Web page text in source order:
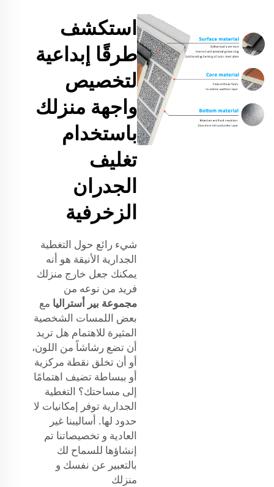
استكشف
طرقًا إبداعية
لتخصيص
واجهة منزلك
باستخدام
تغليف
الجدران
الزخرفية
شيء رائع حول التغطية
الجدارية الأنيقة هو أنه
يمكنك جعل خارج منزلك
فريد من نوعه من
مجموعة بير أستراليا مع
بعض اللمسات الشخصية
المثيرة للاهتمام هل تريد
أن تضع رشاشاً من اللون،
أو أن تخلق نقطة مركزية
أو ببساطة تضيف اهتمامًا
إلى مساحتك؟ التغطية
الجدارية توفر إمكانيات لا
حدود لها. أساليبنا غير
العادية و تخصيصاتنا تم
إنشاؤها للسماح لك
بالتعبير عن نفسك و
منزلك